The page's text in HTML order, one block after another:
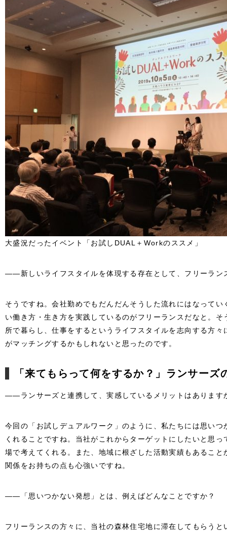
大盛況だったイベント「お試しDUAL＋Workのススメ」
――新しいライフスタイルを体現する存在として、フリーラン
そうですね。会社勤めでもだんだんそうした流れにはなって
い働き方・生き方を実践しているのがフリーランスだなと。
所で暮らし、仕事をするというライフスタイルを志向する方
がマッチングするかもしれないと思ったのです。
「来てもらって何をするか？」ランサーズ
――ランサーズと連携して、実感しているメリットはあります
今回の「お試しデュアルワーク」のように、私たちには思い
くれることですね。当社がこれからターゲットにしたいと思
場で考えてくれる。また、地域に根ざした活動実績もあるこ
関係をお持ちの点も心強いですね。
――「思いつかない発想」とは、例えばどんなことですか？
フリーランスの方々に、当社の森林住宅地に滞在してもらう